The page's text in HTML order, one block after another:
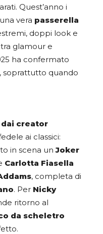
Quest’anno i
vera passerella
doppi look e
glamour e
ha confermato
soprattutto quando
creator
ai classici:
in scena unJoker
Carlotta Fiasella
, completa di
. Per Nicky
ritorno al
da scheletro